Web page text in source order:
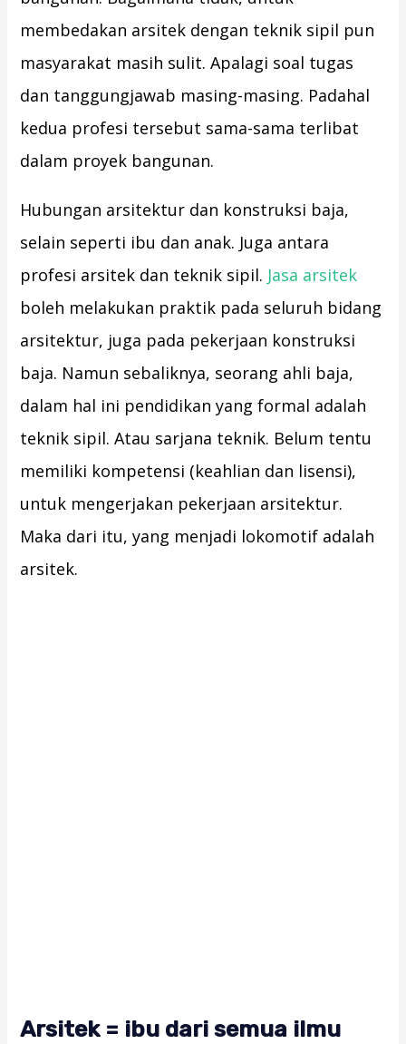
membedakan arsitek dengan teknik sipil pun
masyarakat masih sulit. Apalagi soal tugas
dan tanggungjawab masing-masing. Padahal
kedua profesi tersebut sama-sama terlibat
dalam proyek bangunan.
Hubungan arsitektur dan konstruksi baja,
selain seperti ibu dan anak. Juga antara
profesi arsitek dan teknik sipil. Jasa arsitek
boleh melakukan praktik pada seluruh bidang
arsitektur, juga pada pekerjaan konstruksi
baja. Namun sebaliknya, seorang ahli baja,
dalam hal ini pendidikan yang formal adalah
teknik sipil. Atau sarjana teknik. Belum tentu
memiliki kompetensi (keahlian dan lisensi),
untuk mengerjakan pekerjaan arsitektur.
Maka dari itu, yang menjadi lokomotif adalah
arsitek.
Arsitek = ibu dari semua ilmu